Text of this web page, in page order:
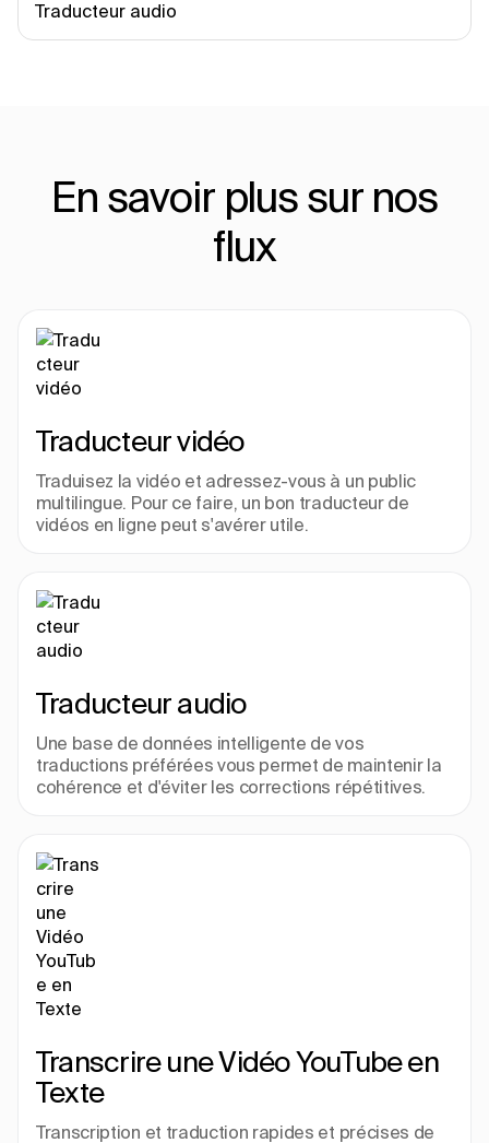
Traducteur audio
En savoir plus sur nos
flux
Traducteur vidéo
Traduisez la vidéo et adressez-vous à un public
multilingue. Pour ce faire, un bon traducteur de
vidéos en ligne peut s'avérer utile.
Traducteur audio
Une base de données intelligente de vos
traductions préférées vous permet de maintenir la
cohérence et d'éviter les corrections répétitives.
Transcrire une Vidéo YouTube en
Texte
Transcription et traduction rapides et précises de